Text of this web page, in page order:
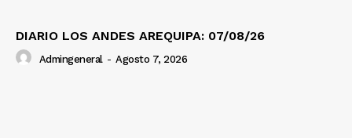
DIARIO LOS ANDES AREQUIPA: 07/08/26
Admingeneral - Agosto 7, 2026